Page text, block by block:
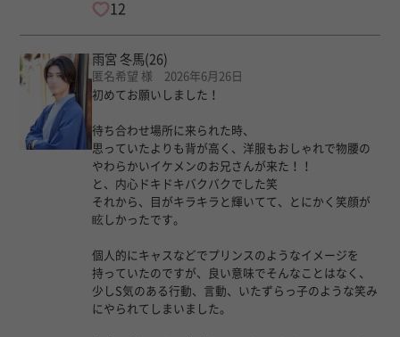
12
雨宮 冬馬(26)
匿名希望 様 2026年6月26日
初めてお願いしました！
待ち合わせ場所に来られた時、
思っていたよりも背が高く、洋服もおしゃれで物腰の
やわらかいイケメンのお兄さんが来た！！
と、内心ドキドキバクバクでした笑
それから、目がキラキラと輝いてて、とにかく笑顔が
眩しかったです。
個人的にキャスなどでプリンスのようなイメージを
持っていたのですが、良い意味でそんなことはなく、
少しS気のある行動、言動、いたずらっ子のような笑み
にやられてしまいました。